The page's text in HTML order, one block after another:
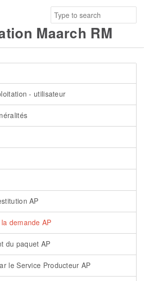
Maarch RM
- utilisateur
AP
demande AP
du paquet AP
le Service Producteur AP